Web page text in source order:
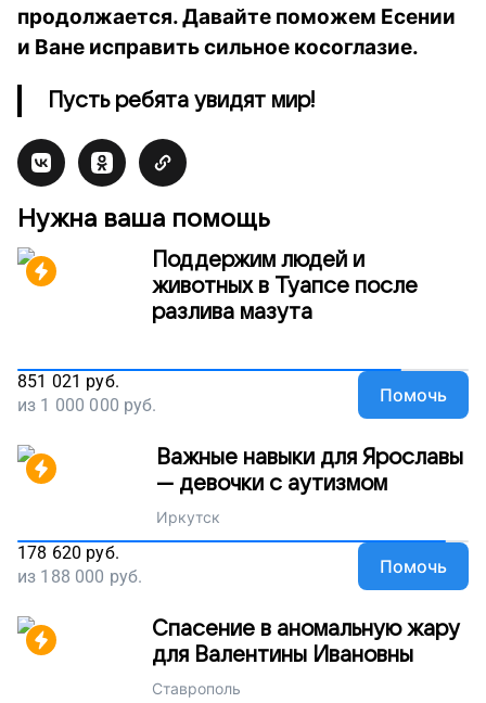
продолжается. Давайте поможем Есении
и Ване исправить сильное косоглазие.
Пусть ребята увидят мир!
Нужна ваша помощь
Поддержим людей и
животных в Туапсе после
разлива мазута
851 021 руб.
из 1 000 000 руб. Помочь
Важные навыки для Ярославы
— девочки с аутизмом
Иркутск
178 620 руб.
из 188 000 руб. Помочь
Спасение в аномальную жару
для Валентины Ивановны
Ставрополь